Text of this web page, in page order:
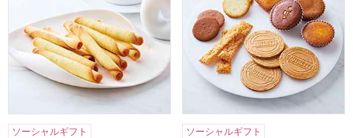
ソーシャルギフト ソーシャルギフト